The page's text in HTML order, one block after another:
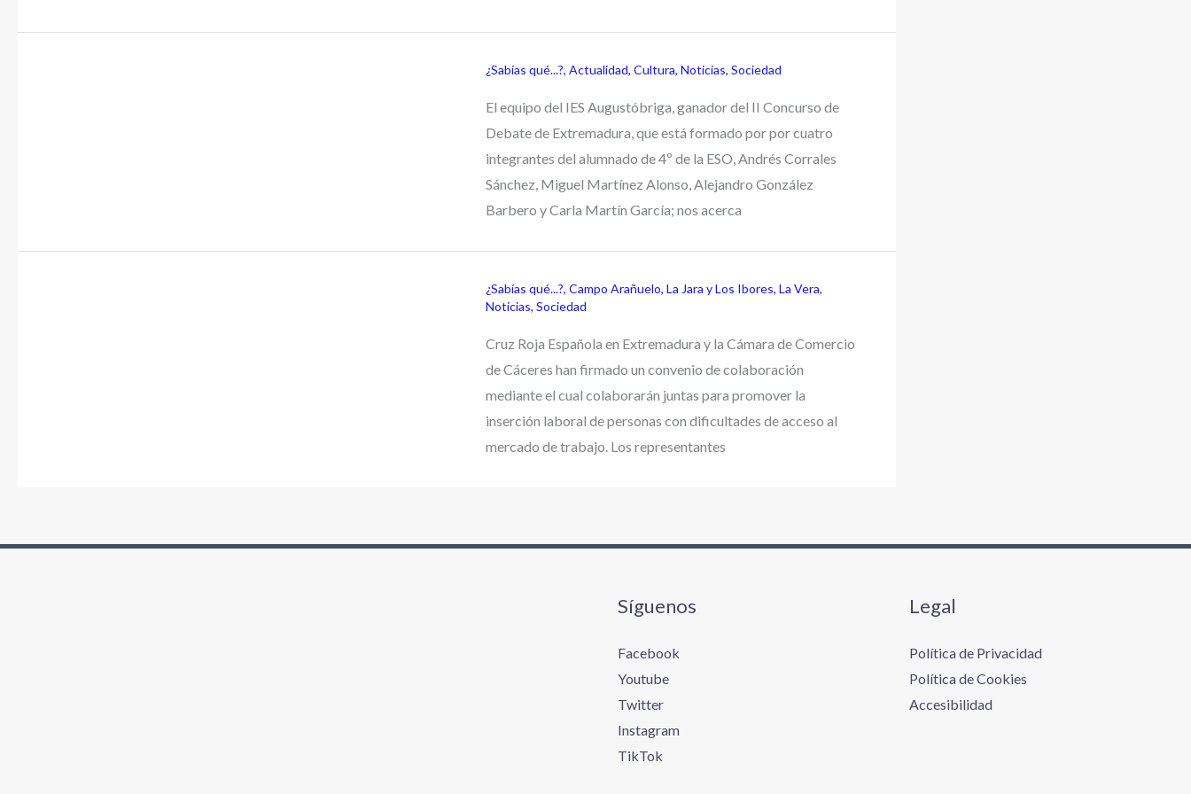
¿Sabías qué...?, Actualidad, Cultura, Noticias, Sociedad
El equipo del IES Augustóbriga, ganador del II Concurso de
Debate de Extremadura, que está formado por por cuatro
integrantes del alumnado de 4º de la ESO, Andrés Corrales
Sánchez, Miguel Martínez Alonso, Alejandro González
Barbero y Carla Martín García; nos acerca
¿Sabías qué...?, Campo Arañuelo, La Jara y Los Ibores, La Vera,
Noticias, Sociedad
Cruz Roja Española en Extremadura y la Cámara de Comercio
de Cáceres han firmado un convenio de colaboración
mediante el cual colaborarán juntas para promover la
inserción laboral de personas con dificultades de acceso al
mercado de trabajo. Los representantes
Síguenos
Facebook
Youtube
Twitter
Instagram
TikTok
Legal
Política de Privacidad
Política de Cookies
Accesibilidad